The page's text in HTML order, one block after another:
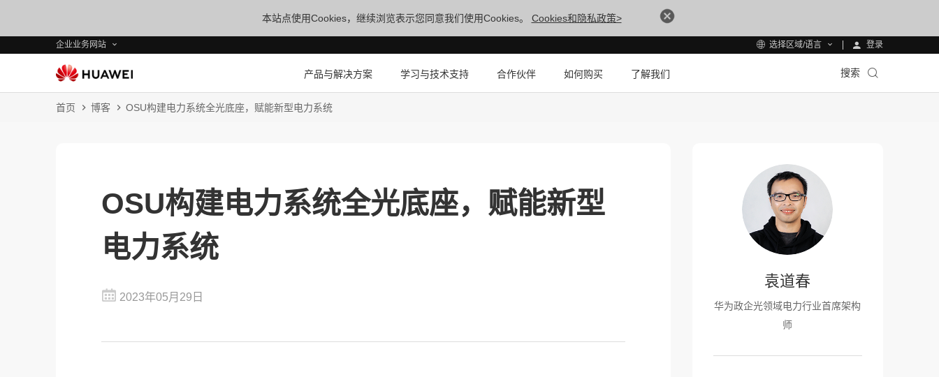
本站点使用Cookies，继续浏览表示您同意我们使用Cookies。 Cookies和隐私政策>
企业业务网站 选择区域/语言 登录
产品与解决方案 学习与技术支持 合作伙伴 如何购买 了解我们 搜索
首页 博客 OSU构建电力系统全光底座，赋能新型电力系统
OSU构建电力系统全光底座，赋能新型
电力系统
2023年05月29日
袁道春
华为政企光领域电力行业首席架构
师